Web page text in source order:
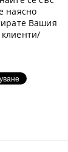
наясно
Вашия